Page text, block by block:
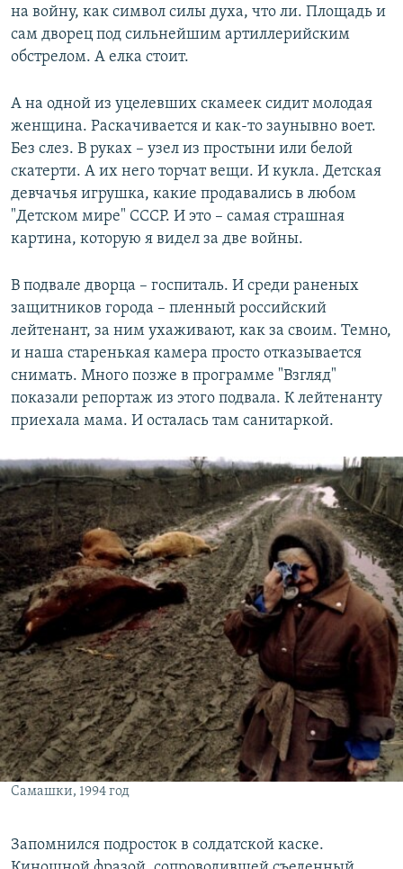
на войну, как символ силы духа, что ли. Площадь и
сам дворец под сильнейшим артиллерийским
обстрелом. А елка стоит.
А на одной из уцелевших скамеек сидит молодая
женщина. Раскачивается и как-то заунывно воет.
Без слез. В руках – узел из простыни или белой
скатерти. А их него торчат вещи. И кукла. Детская
девчачья игрушка, какие продавались в любом
"Детском мире" СССР. И это – самая страшная
картина, которую я видел за две войны.
В подвале дворца – госпиталь. И среди раненых
защитников города – пленный российский
лейтенант, за ним ухаживают, как за своим. Темно,
и наша старенькая камера просто отказывается
снимать. Много позже в программе "Взгляд"
показали репортаж из этого подвала. К лейтенанту
приехала мама. И осталась там санитаркой.
Самашки, 1994 год
Запомнился подросток в солдатской каске.